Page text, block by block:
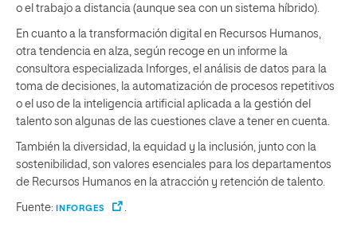
o el trabajo a distancia (aunque sea con un sistema híbrido).
En cuanto a la transformación digital en Recursos Humanos,
otra tendencia en alza, según recoge en un informe la
consultora especializada Inforges, el análisis de datos para la
toma de decisiones, la automatización de procesos repetitivos
o el uso de la inteligencia artificial aplicada a la gestión del
talento son algunas de las cuestiones clave a tener en cuenta.
También la diversidad, la equidad y la inclusión, junto con la
sostenibilidad, son valores esenciales para los departamentos
de Recursos Humanos en la atracción y retención de talento.
Fuente: INFORGES